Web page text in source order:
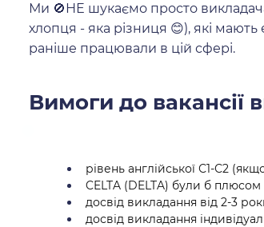
Ми 🚫НЕ шукаємо просто
хлопця - яка різниця 😊), які мають
раніше працювали в цій сфері.
Вимоги до вакансії
рівень англійської С1-С2
CELTA (DELTA) були б плюсом
досвід викладання від 2-3
досвід викладання